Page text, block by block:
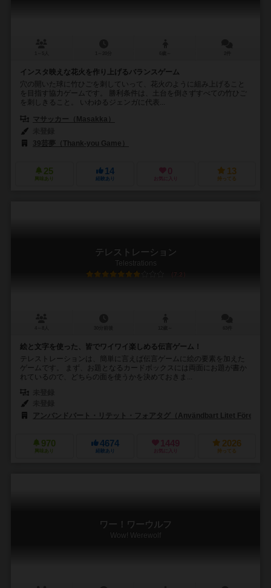
インスタ映えな花火を作り上げるバランスゲーム
穴の開いた球に竹ひごを刺していって、花火のように組み上げること
を目指す協力ゲームです。 勝利条件は、土台を倒さずすべての竹ひご
を刺しきること。 いわゆるジェンガに代表...
マサッカー（Masakka）
39芸夢（Thank-you Game）
25
興味あり
14
経験あり
0
お気に入り
13
持ってる
テレストレーション
Telestrations
7.2
絵と文字を使った、皆でワイワイ楽しめる伝言ゲーム！
テレストレーションは、簡単に言えば伝言ゲームに絵の要素を加えた
ゲームです。 まず、お題となるカードボックスには両面にお題が書か
れているので、どちらの面を使うかを決めておきま...
アンバンドバート・リテット・フォアタグ（Användbart Litet Företag）
970
興味あり
4674
経験あり
1449
お気に入り
2026
持ってる
ワー！ワーウルフ
Wow! Werewolf